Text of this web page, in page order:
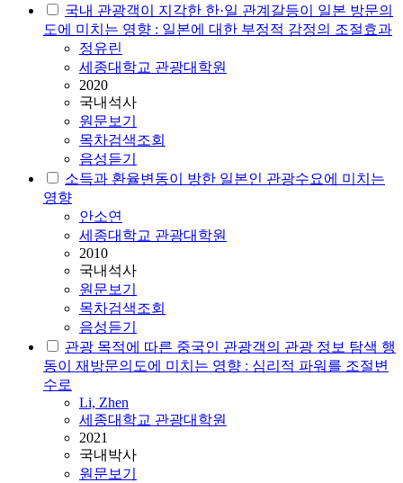
국내 관광객이 지각한 한·일 관계갈등이 일본 방문의
도에 미치는 영향 : 일본에 대한 부정적 감정의 조절효과
정유린
세종대학교 관광대학원
2020
국내석사
원문보기
목차검색조회
음성듣기
소득과 환율변동이 방한 일본인 관광수요에 미치는
영향
안소연
세종대학교 관광대학원
2010
국내석사
원문보기
목차검색조회
음성듣기
관광 목적에 따른 중국인 관광객의 관광 정보 탐색 행
동이 재방문의도에 미치는 영향 : 심리적 파워를 조절변
수로
Li, Zhen
세종대학교 관광대학원
2021
국내박사
원문보기